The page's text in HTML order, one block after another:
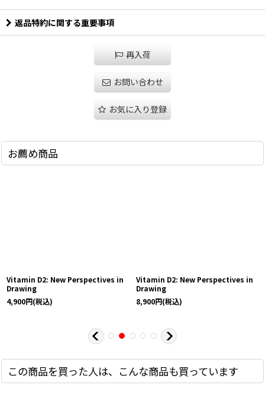
返品特約に関する重要事項
再入荷
お問い合わせ
お気に入り登録
お薦め商品
Vitamin D2: New Perspectives in
Drawing
4,900円(税込)
Vitamin D2: New Perspectives in
Drawing
8,900円(税込)
この商品を買った人は、こんな商品も買っています